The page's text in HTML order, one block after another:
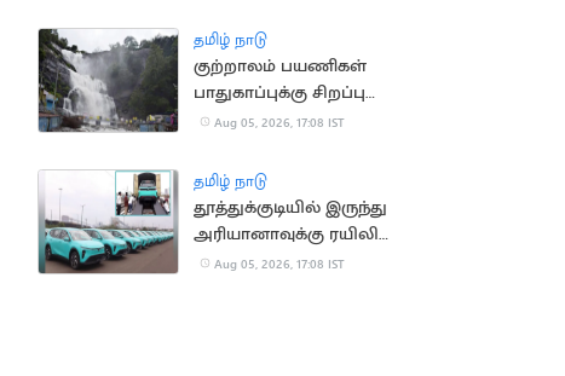
தமிழ் நாடு
குற்றாலம் பயணிகள்
பாதுகாப்புக்கு சிறப்பு
கண்காணிப்பு குழு
Aug 05, 2026, 17:08 IST
தமிழ் நாடு
தூத்துக்குடியில் இருந்து
அரியானாவுக்கு ரயிலில்
செல்லும் மின்சார
Aug 05, 2026, 17:08 IST